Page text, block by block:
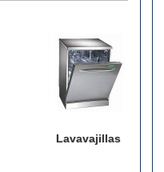
Lavavajillas